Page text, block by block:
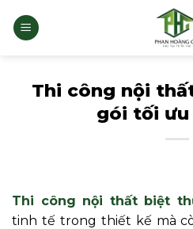
qua
Thi công nội
gói tối ưu
Thi công nội thất biệt
tinh tế trong thiết kế mà